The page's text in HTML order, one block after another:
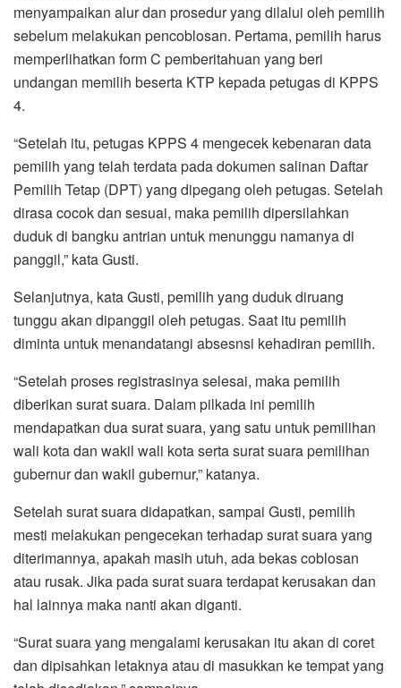
menyampaikan alur dan prosedur yang dilalui oleh pemilih
sebelum melakukan pencoblosan. Pertama, pemilih harus
memperlihatkan form C pemberitahuan yang beri
undangan memilih beserta KTP kepada petugas di KPPS
4.
“Setelah itu, petugas KPPS 4 mengecek kebenaran data
pemilih yang telah terdata pada dokumen salinan Daftar
Pemilih Tetap (DPT) yang dipegang oleh petugas. Setelah
dirasa cocok dan sesuai, maka pemilih dipersilahkan
duduk di bangku antrian untuk menunggu namanya di
panggil,” kata Gusti.
Selanjutnya, kata Gusti, pemilih yang duduk diruang
tunggu akan dipanggil oleh petugas. Saat itu pemilih
diminta untuk menandatangi absesnsi kehadiran pemilih.
“Setelah proses registrasinya selesai, maka pemilih
diberikan surat suara. Dalam pilkada ini pemilih
mendapatkan dua surat suara, yang satu untuk pemilihan
wali kota dan wakil wali kota serta surat suara pemilihan
gubernur dan wakil gubernur,” katanya.
Setelah surat suara didapatkan, sampai Gusti, pemilih
mesti melakukan pengecekan terhadap surat suara yang
diterimannya, apakah masih utuh, ada bekas coblosan
atau rusak. Jika pada surat suara terdapat kerusakan dan
hal lainnya maka nanti akan diganti.
“Surat suara yang mengalami kerusakan itu akan di coret
dan dipisahkan letaknya atau di masukkan ke tempat yang